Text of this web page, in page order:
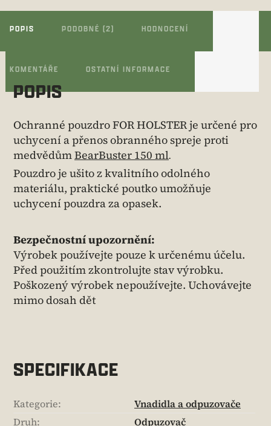
POPIS PODOBNÉ (2) HODNOCENÍ
KOMENTÁŘE OSTATNÍ INFORMACE
POPIS
Ochranné pouzdro FOR HOLSTER je určené pro
uchycení a přenos obranného spreje proti
medvědůmBearBuster 150 ml.
Pouzdro je ušito z kvalitního odolného
materiálu, praktické poutko umožňuje
uchycení pouzdra za opasek.
Bezpečnostní upozornění:
Výrobek používejte pouze k určenému účelu.
Před použitím zkontrolujte stav výrobku.
Poškozený výrobek nepoužívejte. Uchovávejte
mimo dosah dět
SPECIFIKACE
Kategorie:
Vnadidla a odpuzovače
Druh: Odpuzovač